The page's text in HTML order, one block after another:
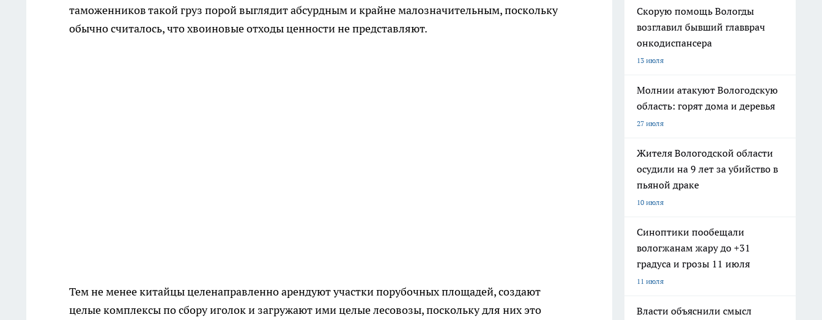
таможенников такой груз порой выглядит абсурдным и крайне малозначительным, поскольку
обычно считалось, что хвоиновые отходы ценности не представляют.
Тем не менее китайцы целенаправленно арендуют участки порубочных площадей, создают
целые комплексы по сбору иголок и загружают ими целые лесовозы, поскольку для них это
Скорую помощь Вологды
возглавил бывший главврач
онкодиспансера
13 июля
Молнии атакуют Вологодскую
область: горят дома и деревья
27 июля
Жителя Вологодской области
осудили на 9 лет за убийство в
пьяной драке
10 июля
Синоптики пообещали
вологжанам жару до +31
градуса и грозы 11 июля
11 июля
Власти объяснили смысл